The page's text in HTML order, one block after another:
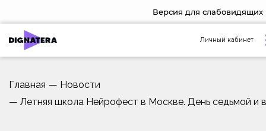
Версия для слабовидящих
Личный кабинет
Главная — Новости
— Летняя школа Нейрофест в Москве. День седьмой и